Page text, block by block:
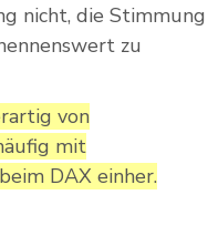
nicht, die Stimmung
zu
von
mit
DAX einher.